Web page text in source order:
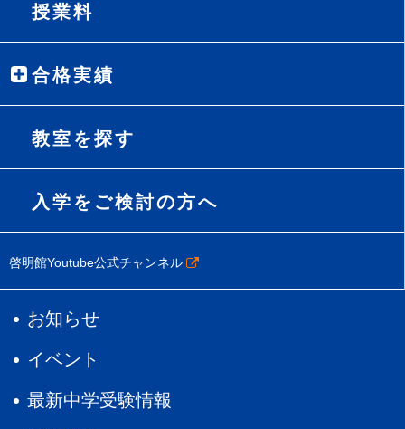
授業料
合格実績
教室を探す
入学をご検討の方へ
啓明館Youtube公式チャンネル
お知らせ
イベント
最新中学受験情報